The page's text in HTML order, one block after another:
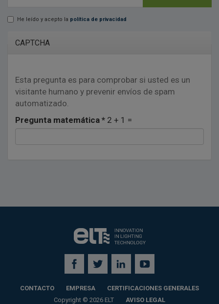
He leído y acepto la política de privacidad
CAPTCHA
Esta pregunta es para comprobar si usted es un
visitante humano y prevenir envíos de spam
automatizado.
Pregunta matemática * 2 + 1 =
CONTACTO EMPRESA
CERTIFICACIONES GENERALES
Copyright © 2026 ELT
AVISO LEGAL